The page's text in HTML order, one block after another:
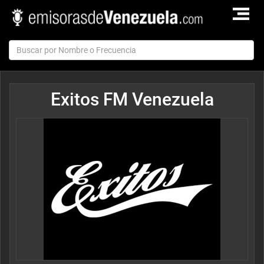
TOGGLE
Exitos FM Venezuela